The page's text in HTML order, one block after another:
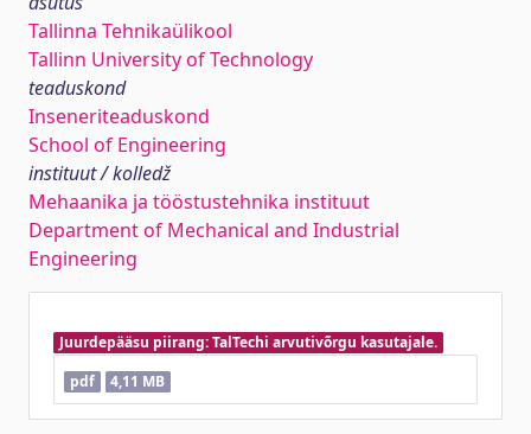
Tallinna Tehnikaülikool
Tallinn University of Technology
teaduskond
Inseneriteaduskond
School of Engineering
instituut / kolledž
Mehaanika ja tööstustehnika instituut
Department of Mechanical and Industrial
Engineering
Juurdepääsu piirang: TalTechi arvutivõrgu kasutajale.
pdf
4,11 MB